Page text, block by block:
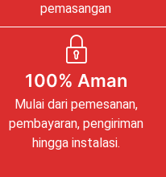
pemasangan
100% Aman
Mulai dari pemesanan,
pembayaran, pengiriman
hingga instalasi.